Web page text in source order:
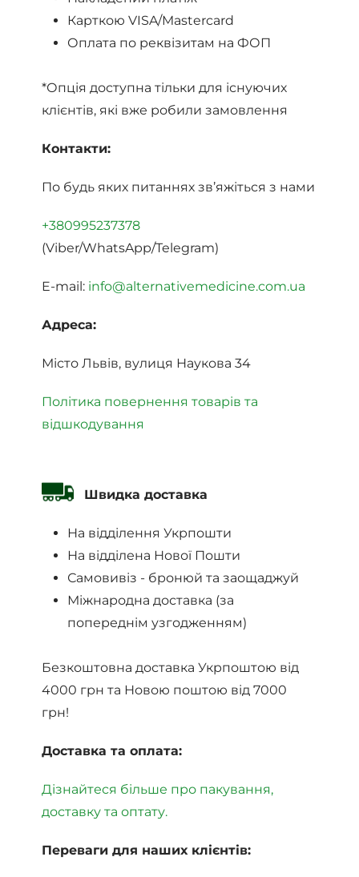
Карткою VISA/Mastercard
Оплата по реквізитам на ФОП
*Опція доступна тільки для існуючих
клієнтів, які вже робили замовлення
Контакти:
По будь яких питаннях зв’яжіться з нами
+380995237378
(Viber/WhatsApp/Telegram)
E-mail: info@alternativemedicine.com.ua
Адреса:
Місто Львів, вулиця Наукова 34
Політика повернення товарів та
відшкодування
Швидка доставка
На відділення Укрпошти
На відділена Нової Пошти
Самовивіз - бронюй та заощаджуй
Міжнародна доставка (за
попереднім узгодженням)
Безкоштовна доставка Укрпоштою від
4000 грн та Новою поштою від 7000
грн!
Доставка та оплата:
Дізнайтеся більше про пакування,
доставку та оптату.
Переваги для наших клієнтів: